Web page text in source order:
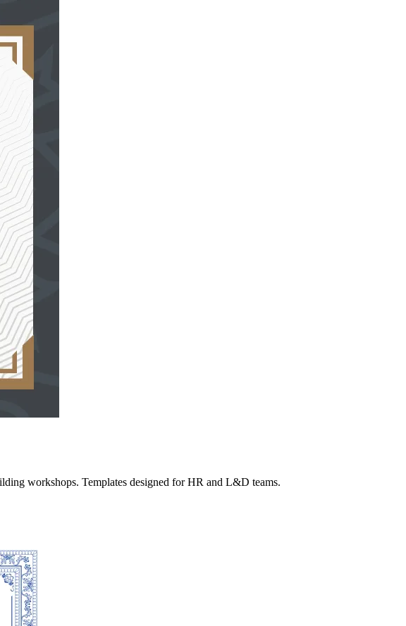
workshops. Templates designed for HR and L&D teams.